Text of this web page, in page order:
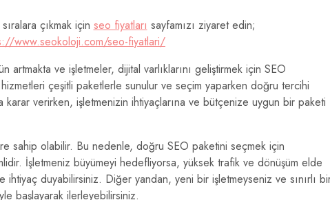
çıkmak için seo fiyatları sayfamızı ziyaret edin;
www.seokoloji.com/seo-fiyatlari/
ve işletmeler, dijital varlıklarını geliştirmek için SEO
çeşitli paketlerle sunulur ve seçim yaparken doğru tercihi
karar verirken, işletmenizin ihtiyaçlarına ve bütçenize uygun bir paketi
sahip olabilir. Bu nedenle, doğru SEO paketini seçmek için
İşletmeniz büyümeyi hedefliyorsa, yüksek trafik ve dönüşüm elde
ihtiyaç duyabilirsiniz. Diğer yandan, yeni bir işletmeyseniz ve sınırlı
başlayarak ilerleyebilirsiniz.